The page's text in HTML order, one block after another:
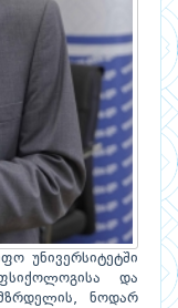
უნივერსიტეტში
და
ნოდარ